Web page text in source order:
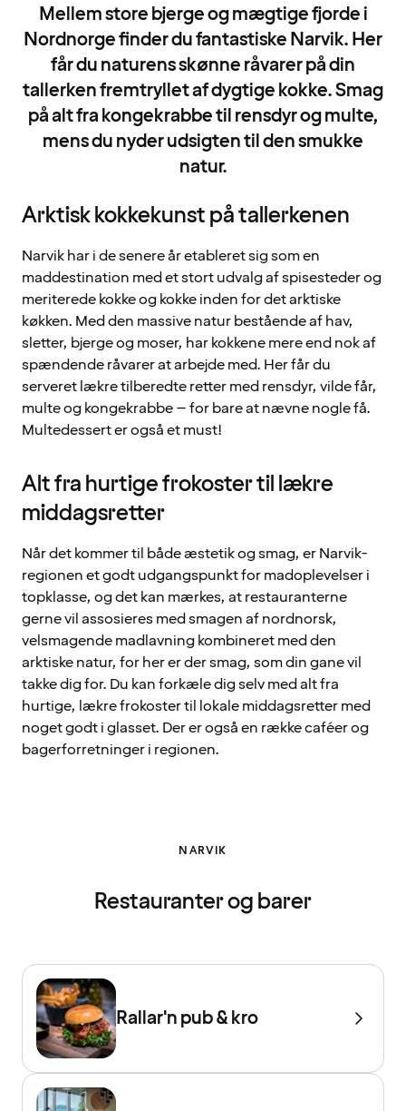
Mellem store bjerge og mægtige fjorde i
Nordnorge finder du fantastiske Narvik. Her
får du naturens skønne råvarer på din
tallerken fremtryllet af dygtige kokke. Smag
på alt fra kongekrabbe til rensdyr og multe,
mens du nyder udsigten til den smukke
natur.
Arktisk kokkekunst på tallerkenen
Narvik har i de senere år etableret sig som en
maddestination med et stort udvalg af spisesteder og
meriterede kokke og kokke inden for det arktiske
køkken. Med den massive natur bestående af hav,
sletter, bjerge og moser, har kokkene mere end nok af
spændende råvarer at arbejde med. Her får du
serveret lækre tilberedte retter med rensdyr, vilde får,
multe og kongekrabbe – for bare at nævne nogle få.
Multedessert er også et must!
Alt fra hurtige frokoster til lækre
middagsretter
Når det kommer til både æstetik og smag, er Narvik-
regionen et godt udgangspunkt for madoplevelser i
topklasse, og det kan mærkes, at restauranterne
gerne vil assosieres med smagen af ​nordnorsk,
velsmagende madlavning kombineret med den
arktiske natur, for her er der smag, som din gane vil
takke dig for. Du kan forkæle dig selv med alt fra
hurtige, lækre frokoster til lokale middagsretter med
noget godt i glasset. Der er også en række caféer og
bagerforretninger i regionen.
NARVIK
Restauranter og barer
Rallar'n pub & kro